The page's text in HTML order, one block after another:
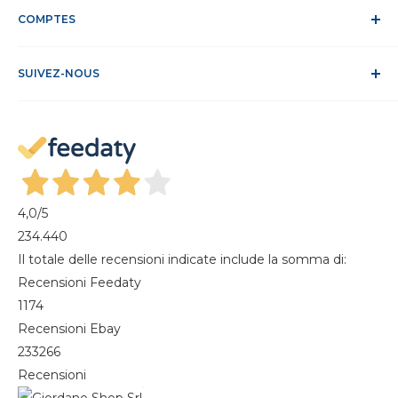
Politique relative aux cookies
Site sécurisé
FAQ
COMPTES
S'identifier
Magazine
SUIVEZ-NOUS
4,0/5
234.440
Il totale delle recensioni indicate include la somma di:
Recensioni Feedaty
1174
Recensioni Ebay
233266
Recensioni